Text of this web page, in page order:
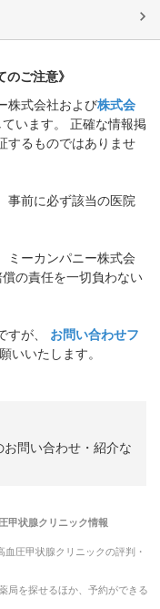
のご注意》
株式会社および株式会
います。 正確な情報掲
するものではありませ
事前に必ず該当の医院
ミーカンパニー株式会
の責任を一切負わない
が、
お問い合わせフ
いいたします。
問い合わせ・紹介な
甲状腺クリニック情報
血圧甲状腺クリニックの評判・
局を探せるほか、予約ができる